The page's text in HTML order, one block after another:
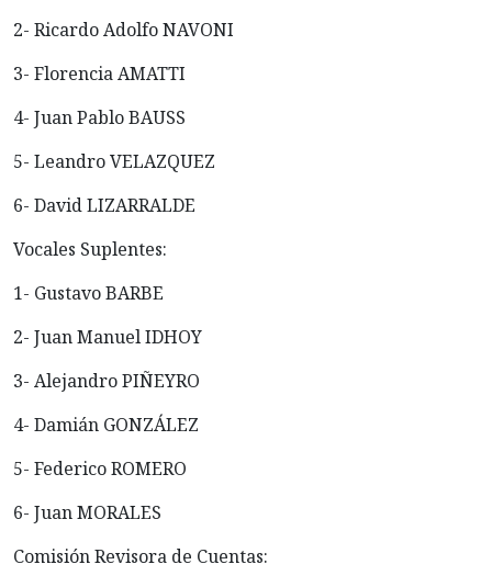
2- Ricardo Adolfo NAVONI
3- Florencia AMATTI
4- Juan Pablo BAUSS
5- Leandro VELAZQUEZ
6- David LIZARRALDE
Vocales Suplentes:
1- Gustavo BARBE
2- Juan Manuel IDHOY
3- Alejandro PIÑEYRO
4- Damián GONZÁLEZ
5- Federico ROMERO
6- Juan MORALES
Comisión Revisora de Cuentas: